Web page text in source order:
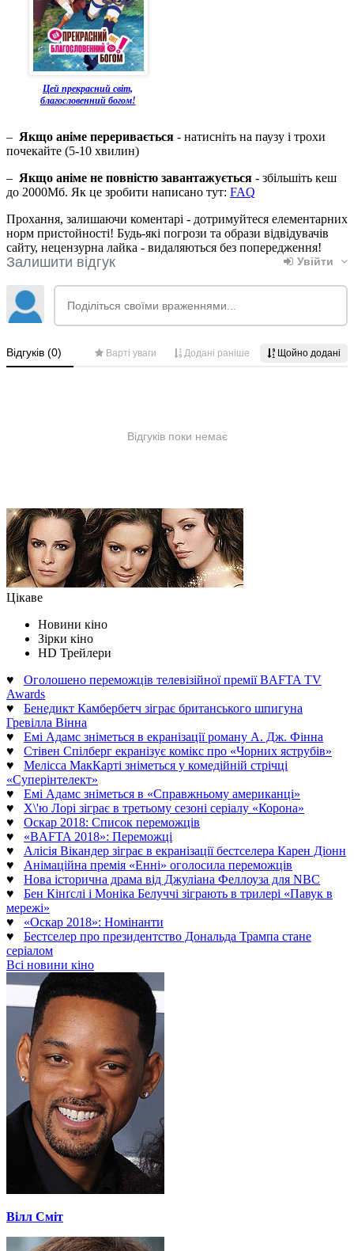
Цей прекрасний світ,
благословенний богом!
– Якщо аніме переривається - натисніть на паузу і трохи
почекайте (5-10 хвилин)
– Якщо аніме не повністю завантажується - збільшіть кеш
до 2000Мб. Як це зробити написано тут: FAQ
Прохання, залишаючи коментарі - дотримуйтеся елементарних
норм пристойності! Будь-які погрози та образи відвідувачів
сайту, нецензурна лайка - видаляються без попередження!
Цікаве
Новини кіно
Зірки кіно
HD Трейлери
♥ Оголошено переможців телевізійної премії BAFTA TV
Awards
♥ Бенедикт Камбербетч зіграє британського шпигуна
Гревілла Вінна
♥ Емі Адамс зніметься в екранізації роману А. Дж. Фінна
♥ Стівен Спілберг екранізує комікс про «Чорних яструбів»
♥ Мелісса МакКарті зніметься у комедійній стрічці
«Суперінтелект»
♥ Емі Адамс зніметься в «Справжньому американці»
♥ Х\'ю Лорі зіграє в третьому сезоні серіалу «Корона»
♥ Оскар 2018: Список переможців
♥ «BAFTA 2018»: Переможці
♥ Алісія Вікандер зіграє в екранізації бестселера Карен Діонн
♥ Анімаційна премія «Енні» оголосила переможців
♥ Нова історична драма від Джуліана Феллоуза для NBC
♥ Бен Кінґслі і Моніка Белуччі зіграють в трилері «Павук в
мережі»
♥ «Оскар 2018»: Номінанти
♥ Бестселер про президентство Дональда Трампа стане
серіалом
Всі новини кіно
Вілл Сміт